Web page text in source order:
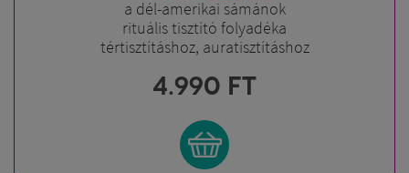
a dél-amerikai sámánok
rituális tisztító folyadéka
tértisztításhoz, auratisztításhoz
4.990 FT